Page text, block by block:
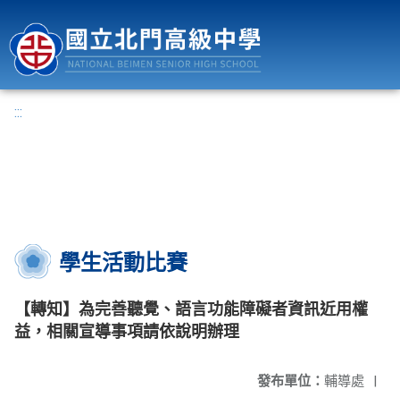
:::
學生活動比賽
【轉知】為完善聽覺、語言功能障礙者資訊近用權
益，相關宣導事項請依說明辦理
發布單位： 輔導處 |